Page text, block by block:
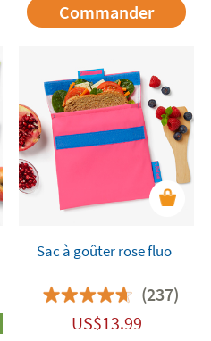
Commander
Sac à goûter rose fluo
(237)
US$13.99